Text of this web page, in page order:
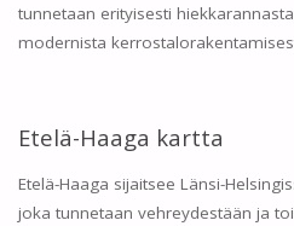
tunnetaan erityisesti
modernista
Etelä-Haaga kartta
Etelä-Haaga sijaitsee Länsi-
joka tunnetaan vehreydestään ja